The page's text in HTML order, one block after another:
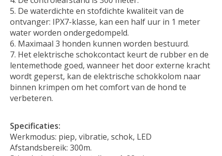
De waterdichte en stofdichte kwaliteit van de
ontvanger: IPX7-klasse, kan een half uur in 1 meter
water worden ondergedompeld.
Maximaal 3 honden kunnen worden bestuurd.
Het elektrische schokcontact keurt de rubber en de
lentemethode goed, wanneer het door externe kracht
wordt geperst, kan de elektrische schokkolom naar
binnen krimpen om het comfort van de hond te
verbeteren.
Specificaties:
Werkmodus: piep, vibratie, schok, LED
Afstandsbereik: 300m.